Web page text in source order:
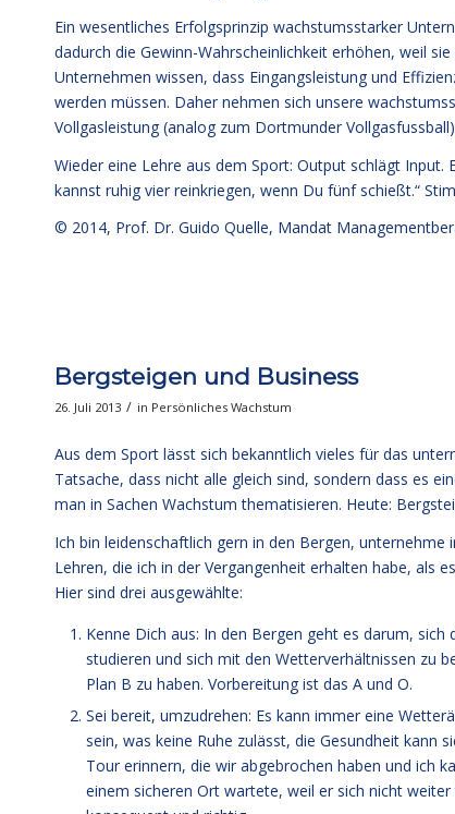
Ein wesentliches Erfolgsprinzip wachstumsstarker
dadurch die Gewinn-Wahrscheinlichkeit erhöhen, weil
Unternehmen wissen, dass Eingangsleistung und
werden müssen. Daher nehmen sich unsere
Vollgasleistung (analog zum Dortmunder
Wieder eine Lehre aus dem Sport: Output schlägt Input.
kannst ruhig vier reinkriegen, wenn Du fünf schießt.“
© 2014, Prof. Dr. Guido Quelle, Mandat
Bergsteigen und Business
26. Juli 2013 / in Persönliches Wachstum
Aus dem Sport lässt sich bekanntlich vieles für das
Tatsache, dass nicht alle gleich sind, sondern dass es
man in Sachen Wachstum thematisieren. Heute:
Ich bin leidenschaftlich gern in den Bergen,
Lehren, die ich in der Vergangenheit erhalten habe, als
Hier sind drei ausgewählte:
Kenne Dich aus: In den Bergen geht es darum,
studieren und sich mit den Wetterverhältnissen zu
Plan B zu haben. Vorbereitung ist das A und O.
Sei bereit, umzudrehen: Es kann immer eine
sein, was keine Ruhe zulässt, die Gesundheit kann
Tour erinnern, die wir abgebrochen haben und ich
einem sicheren Ort wartete, weil er sich nicht